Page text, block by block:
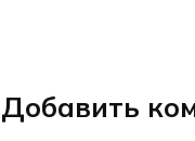
Добавить